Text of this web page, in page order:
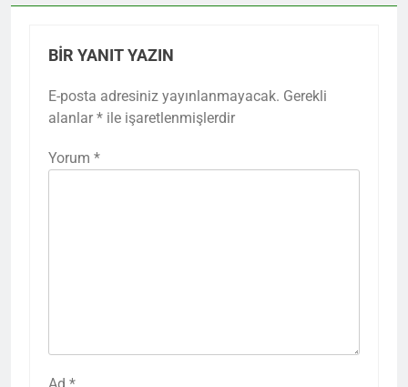
BIR YANIT YAZIN
E-posta adresiniz yayınlanmayacak. Gerekli
alanlar * ile işaretlenmişlerdir
Yorum *